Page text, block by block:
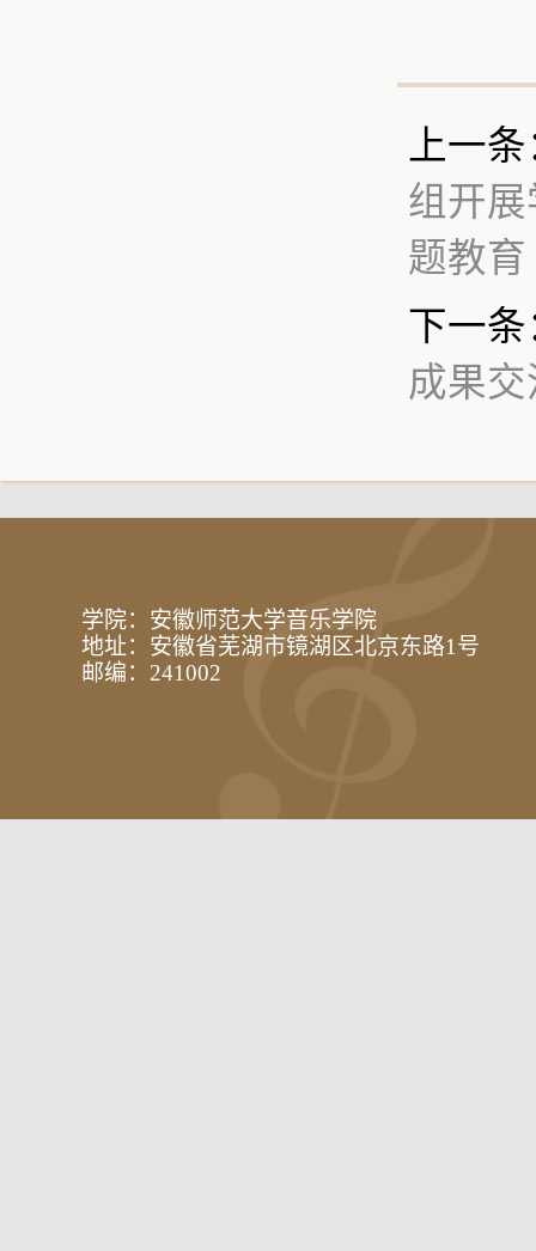
上一
组开
题教
下一条
成果
学院：安徽师范大学音乐学院
地址：安徽省芜湖市镜湖区北京东路1号
邮编：241002